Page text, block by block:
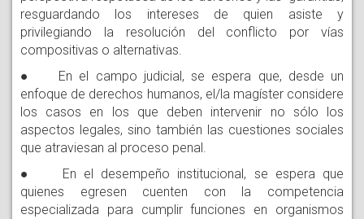
resguardando los intereses de quien asiste y
privilegiando la resolución del conflicto por vías
compositivas o alternativas.
● En el campo judicial, se espera que, desde un
enfoque de derechos humanos, el/la magíster considere
los casos en los que deben intervenir no sólo los
aspectos legales, sino también las cuestiones sociales
que atraviesan al proceso penal.
● En el desempeño institucional, se espera que
quienes egresen cuenten con la competencia
especializada para cumplir funciones en organismos